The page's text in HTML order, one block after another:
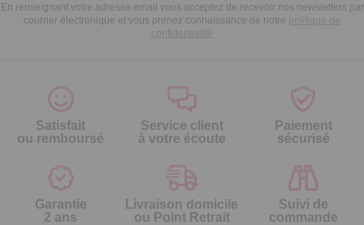
En renseignant votre adresse email vous acceptez de recevoir nos newsletters par
courrier électronique et vous prenez connaissance de notre politique de
confidentialité
Satisfait
ou remboursé
Service client
à votre écoute
Paiement
sécurisé
Garantie
2 ans
Livraison domicile
ou Point Retrait
Suivi de
commande